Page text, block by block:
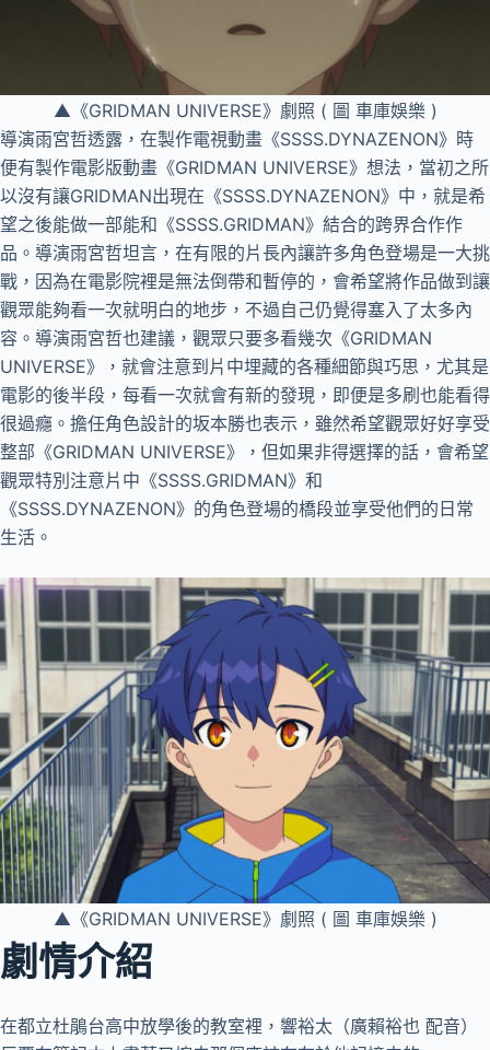
▲《GRIDMAN UNIVERSE》劇照 ( 圖 車庫娛樂 )
導演雨宮哲透露，在製作電視動畫《SSSS.DYNAZENON》時
便有製作電影版動畫《GRIDMAN UNIVERSE》想法，當初之所
以沒有讓GRIDMAN出現在《SSSS.DYNAZENON》中，就是希
望之後能做一部能和《SSSS.GRIDMAN》結合的跨界合作作
品。導演雨宮哲坦言，在有限的片長內讓許多角色登場是一大挑
戰，因為在電影院裡是無法倒帶和暫停的，會希望將作品做到讓
觀眾能夠看一次就明白的地步，不過自己仍覺得塞入了太多內
容。導演雨宮哲也建議，觀眾只要多看幾次《GRIDMAN
UNIVERSE》，就會注意到片中埋藏的各種細節與巧思，尤其是
電影的後半段，每看一次就會有新的發現，即便是多刷也能看得
很過癮。擔任角色設計的坂本勝也表示，雖然希望觀眾好好享受
整部《GRIDMAN UNIVERSE》，但如果非得選擇的話，會希望
觀眾特別注意片中《SSSS.GRIDMAN》和
《SSSS.DYNAZENON》的角色登場的橋段並享受他們的日常
生活。
▲《GRIDMAN UNIVERSE》劇照 ( 圖 車庫娛樂 )
劇情介紹
在都立杜鵑台高中放學後的教室裡，響裕太（廣賴裕也 配音）